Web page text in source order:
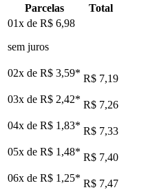
Parcelas
Total
01x de R$ 6,98
sem juros
02x de R$ 3,59* R$ 7,19
03x de R$ 2,42* R$ 7,26
04x de R$ 1,83* R$ 7,33
05x de R$ 1,48* R$ 7,40
06x de R$ 1,25* R$ 7,47